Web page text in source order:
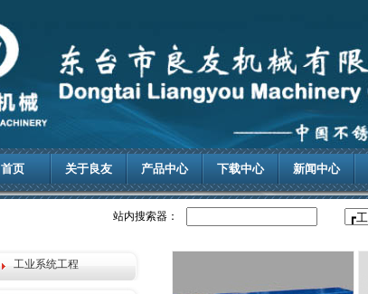
首页 关于良友 产品中心 下载中心 新闻中心
站内搜索器：
工业系统工程